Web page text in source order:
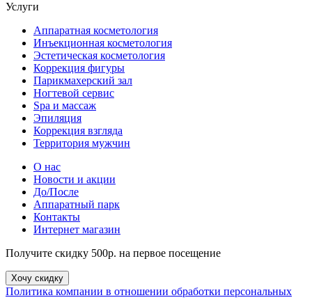
Услуги
Аппаратная косметология
Инъекционная косметология
Эстетическая косметология
Коррекция фигуры
Парикмахерский зал
Ногтевой сервис
Spa и массаж
Эпиляция
Коррекция взгляда
Территория мужчин
О нас
Новости и акции
До/После
Аппаратный парк
Контакты
Интернет магазин
Получите скидку 500р. на первое посещение
Хочу скидку
Политика компании в отношении обработки персональных